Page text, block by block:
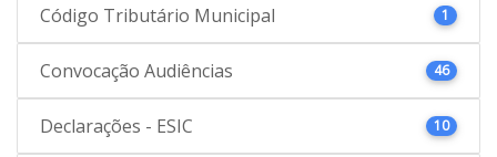
Código Tributário Municipal 1
Convocação Audiências 46
Declarações - ESIC 10